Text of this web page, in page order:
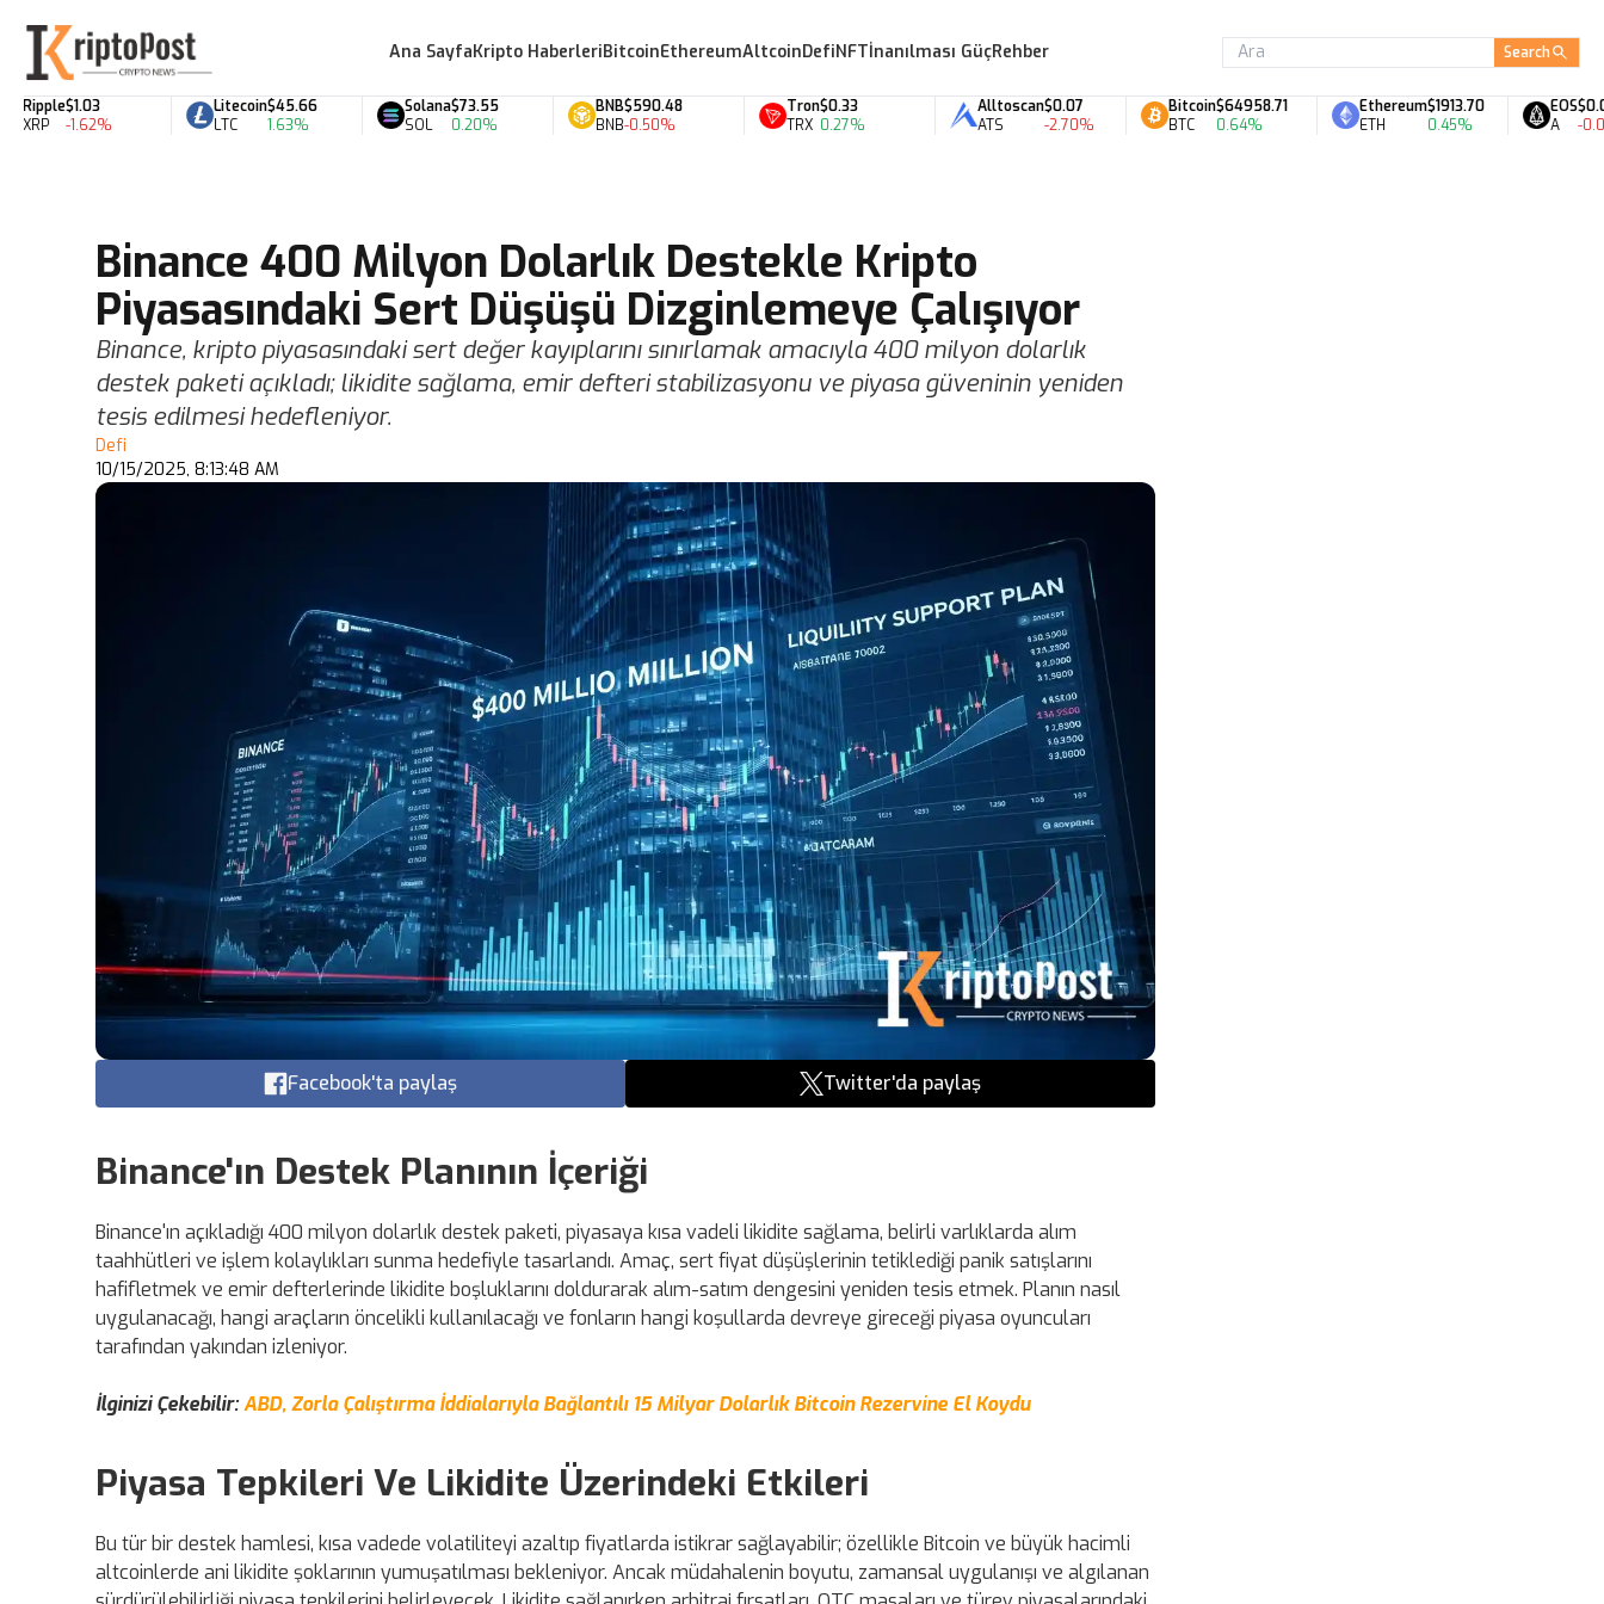
Ana SayfaKripto HaberleriBitcoinEthereumAltcoinDefiNFTİnanılması GüçRehber Search
$1.03
-1.62%
Litecoin
LTC
$45.66
1.63%
Solana
SOL
$73.55
0.20%
BNB
BNB
$590.48
-0.50%
Tron
TRX
$0.33
0.27%
Alltoscan
ATS
$0.07
-2.70%
Bitcoin
BTC
$64958.71
0.64%
Ethereum
ETH
$1913.70
0.45%
EOS
A
$0.07
-0.03%
Binance 400 Milyon Dolarlık Destekle Kripto
Piyasasındaki Sert Düşüşü Dizginlemeye Çalışıyor
Binance, kripto piyasasındaki sert değer kayıplarını sınırlamak amacıyla 400 milyon dolarlık
destek paketi açıkladı; likidite sağlama, emir defteri stabilizasyonu ve piyasa güveninin yeniden
tesis edilmesi hedefleniyor.
Defi
10/15/2025, 8:13:48 AM
Facebook'ta paylaş Twitter'da paylaş
Binance'ın Destek Planının İçeriği
Binance'ın açıkladığı 400 milyon dolarlık destek paketi, piyasaya kısa vadeli likidite sağlama, belirli varlıklarda alım
taahhütleri ve işlem kolaylıkları sunma hedefiyle tasarlandı. Amaç, sert fiyat düşüşlerinin tetiklediği panik satışlarını
hafifletmek ve emir defterlerinde likidite boşluklarını doldurarak alım-satım dengesini yeniden tesis etmek. Planın nasıl
uygulanacağı, hangi araçların öncelikli kullanılacağı ve fonların hangi koşullarda devreye gireceği piyasa oyuncuları
tarafından yakından izleniyor.
İlginizi Çekebilir:ABD, Zorla Çalıştırma İddialarıyla Bağlantılı 15 Milyar Dolarlık Bitcoin Rezervine El Koydu
Piyasa Tepkileri Ve Likidite Üzerindeki Etkileri
Bu tür bir destek hamlesi, kısa vadede volatiliteyi azaltıp fiyatlarda istikrar sağlayabilir; özellikle Bitcoin ve büyük hacimli
altcoinlerde ani likidite şoklarının yumuşatılması bekleniyor. Ancak müdahalenin boyutu, zamansal uygulanışı ve algılanan